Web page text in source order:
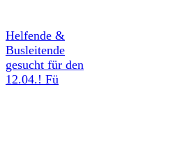
Helfende &
Busleitende
gesucht für den
12.04.! Fü